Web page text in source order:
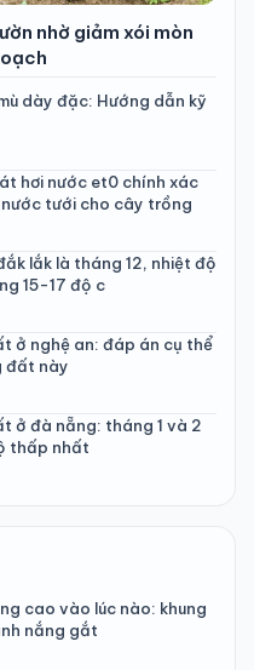
nhờ giảm xói mòn
dày đặc: Hướng dẫn kỹ
hơi nước et0 chính xác
tưới cho cây trồng
lắk là tháng 12, nhiệt độ
15-17 độ c
ở nghệ an: đáp án cụ thể
đất này
ở đà nẵng: tháng 1 và 2
thấp nhất
cao vào lúc nào: khung
nắng gắt